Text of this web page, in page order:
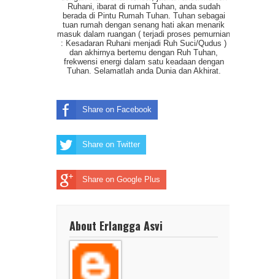
Ruhani, ibarat di rumah Tuhan, anda sudah
berada di Pintu Rumah Tuhan. Tuhan sebagai
tuan rumah dengan senang hati akan menarik
masuk dalam ruangan ( terjadi proses pemurnian
: Kesadaran Ruhani menjadi Ruh Suci/Qudus )
dan akhirnya bertemu dengan Ruh Tuhan,
frekwensi energi dalam satu keadaan dengan
Tuhan. Selamatlah anda Dunia dan Akhirat.
Share on Facebook
Share on Twitter
Share on Google Plus
About Erlangga Asvi